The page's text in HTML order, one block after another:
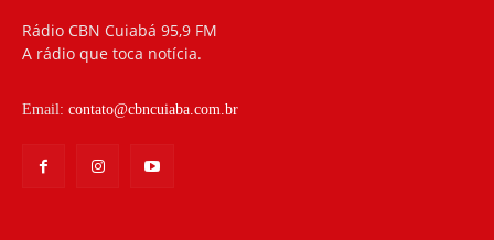
Rádio CBN Cuiabá 95,9 FM
A rádio que toca notícia.
Email: contato@cbncuiaba.com.br